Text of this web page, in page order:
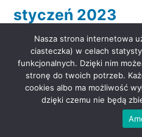
styczeń 2023
grudzień 2022
listopad 2022
październik
wrzesień 2022
Nasza strona internetowa
ciasteczka) w celach
funkcjonalnych. Dzięki nim
stronę do twoich potrzeb.
cookies albo ma możliwość
dzięki czemu nie będą